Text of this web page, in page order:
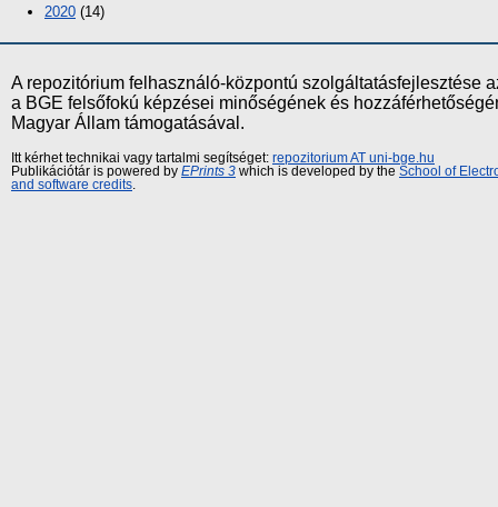
2020 (14)
A repozitórium felhasználó-központú szolgáltatásfejlesztése
a BGE felsőfokú képzései minőségének és
Magyar Állam támogatásával.
Itt kérhet technikai vagy tartalmi segítséget: repozitorium AT uni-bge.hu
Publikációtár is powered by EPrints 3 which is developed by the School of
and software credits